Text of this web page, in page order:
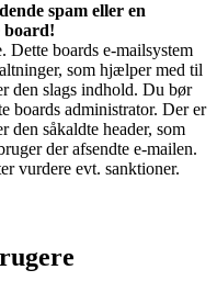
spam eller en
board!
Dette boards e-mailsystem
som hjælper med til
den slags indhold. Du bør
boards administrator. Der er
den såkaldte header, som
der afsendte e-mailen.
vurdere evt. sanktioner.